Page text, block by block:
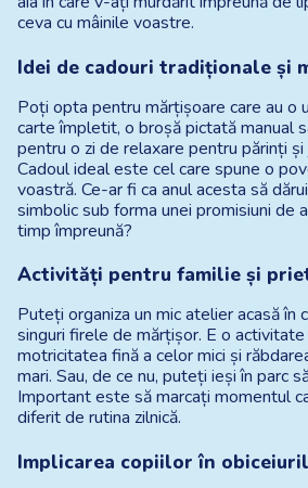
ceva cu mâinile voastre.
Idei de cadouri tradiționale și
Poți opta pentru mărțișoare care au o
carte împletit, o broșă pictată manual
pentru o zi de relaxare pentru părinți
Cadoul ideal este cel care spune o
voastră. Ce-ar fi ca anul acesta să
simbolic sub forma unei promisiuni de
timp împreună?
Activități pentru familie și
Puteți organiza un mic atelier acasă în
singuri firele de mărțișor. E o
motricitatea fină a celor mici și
mari. Sau, de ce nu, puteți ieși în parc
Important este să marcați momentul
diferit de rutina zilnică.
Implicarea copiilor în